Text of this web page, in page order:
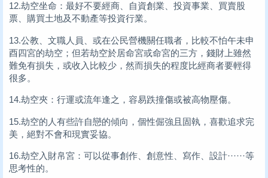
12.劫空坐命：最好不要經商、自資創業、投資事業、買賣股
票、購買土地及不動產等投資行業。
13.公教、文職人員、或在公民營機關任職者，比較不怕午未申
酉四宮的劫空；但若劫空於居命宮或命宮的三方，錢財上雖然
難免有損失，或收入比較少，然而損失的程度比經商者要輕得
很多。
14.劫空夾：行運或流年逢之，容易跌撞傷或被高物壓傷。
15.劫空的人有些許自戀的傾向，個性倔強且固執，喜歡追求完
美，絕對不會和現實妥協。
16.劫空入財帛宮：可以從事創作、創意性、寫作、設計······等
思考性的。